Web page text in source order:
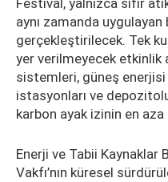
Festival, yalnızca sıfır
aynı zamanda
gerçekleştirilecek. Tek
yer verilmeyecek etkinlik
sistemleri, güneş
istasyonları ve
karbon ayak izinin en
Enerji ve Tabii Kaynaklar
Vakfı’nın küresel